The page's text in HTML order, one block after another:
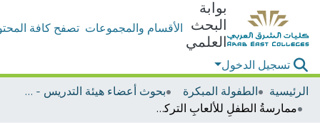
بوابة
البحث
العلمي
الأقسام والمجموعات تصفح كافة
تسجيل الدخول
الرئيسية
الطفولة المبكرة
بحوث أعضاء هيئة التدريس - الطفولة المبكرة
ممارسةُ الطفلِ للألعابِ التركيبيَّةِ وعلاقتها بتنميةِ المفاهيمِ الهندسيَّةِ في الطفولةِ المبكرةِ